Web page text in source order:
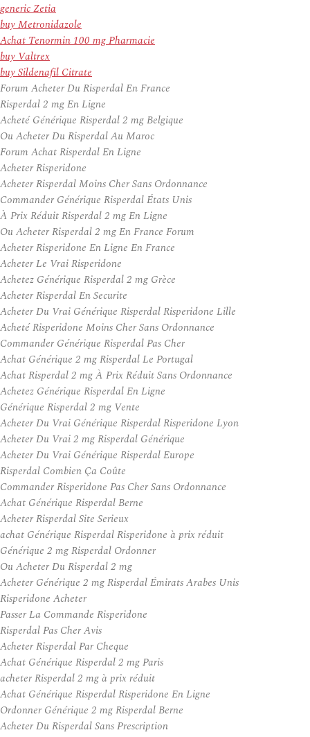
generic Zetia
buy Metronidazole
Achat Tenormin 100 mg Pharmacie
buy Valtrex
buy Sildenafil Citrate
Forum Acheter Du Risperdal En France
Risperdal 2 mg En Ligne
Acheté Générique Risperdal 2 mg Belgique
Ou Acheter Du Risperdal Au Maroc
Forum Achat Risperdal En Ligne
Acheter Risperidone
Acheter Risperdal Moins Cher Sans Ordonnance
Commander Générique Risperdal États Unis
À Prix Réduit Risperdal 2 mg En Ligne
Ou Acheter Risperdal 2 mg En France Forum
Acheter Risperidone En Ligne En France
Acheter Le Vrai Risperidone
Achetez Générique Risperdal 2 mg Grèce
Acheter Risperdal En Securite
Acheter Du Vrai Générique Risperdal Risperidone Lille
Acheté Risperidone Moins Cher Sans Ordonnance
Commander Générique Risperdal Pas Cher
Achat Générique 2 mg Risperdal Le Portugal
Achat Risperdal 2 mg À Prix Réduit Sans Ordonnance
Achetez Générique Risperdal En Ligne
Générique Risperdal 2 mg Vente
Acheter Du Vrai Générique Risperdal Risperidone Lyon
Acheter Du Vrai 2 mg Risperdal Générique
Acheter Du Vrai Générique Risperdal Europe
Risperdal Combien Ça Coûte
Commander Risperidone Pas Cher Sans Ordonnance
Achat Générique Risperdal Berne
Acheter Risperdal Site Serieux
achat Générique Risperdal Risperidone à prix réduit
Générique 2 mg Risperdal Ordonner
Ou Acheter Du Risperdal 2 mg
Acheter Générique 2 mg Risperdal Émirats Arabes Unis
Risperidone Acheter
Passer La Commande Risperidone
Risperdal Pas Cher Avis
Acheter Risperdal Par Cheque
Achat Générique Risperdal 2 mg Paris
acheter Risperdal 2 mg à prix réduit
Achat Générique Risperdal Risperidone En Ligne
Ordonner Générique 2 mg Risperdal Berne
Acheter Du Risperdal Sans Prescription